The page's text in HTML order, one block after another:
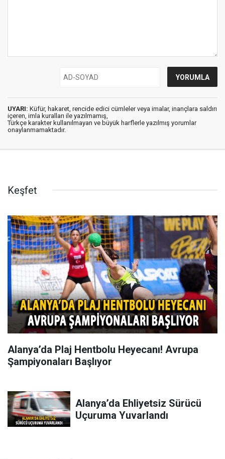
UYARI: Küfür, hakaret, rencide edici cümleler veya imalar, inançlara saldırı
içeren, imla kuralları ile yazılmamış,
Türkçe karakter kullanılmayan ve büyük harflerle yazılmış yorumlar
onaylanmamaktadır.
Keşfet
Alanya’da Plaj Hentbolu Heyecanı! Avrupa
Şampiyonaları Başlıyor
Alanya’da Ehliyetsiz Sürücü
Uçuruma Yuvarlandı